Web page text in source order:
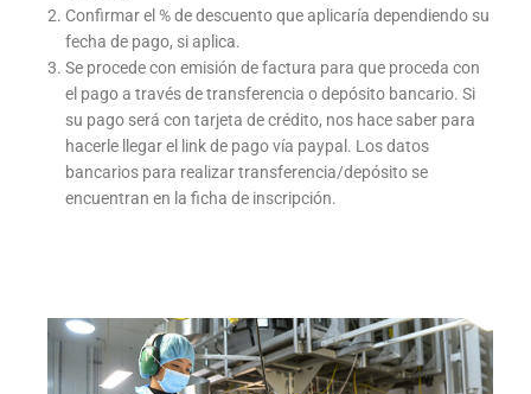
Confirmar el % de descuento que aplicaría dependiendo su
fecha de pago, si aplica.
Se procede con emisión de factura para que proceda con
el pago a través de transferencia o depósito bancario. Si
su pago será con tarjeta de crédito, nos hace saber para
hacerle llegar el link de pago vía paypal. Los datos
bancarios para realizar transferencia/depósito se
encuentran en la ficha de inscripción.